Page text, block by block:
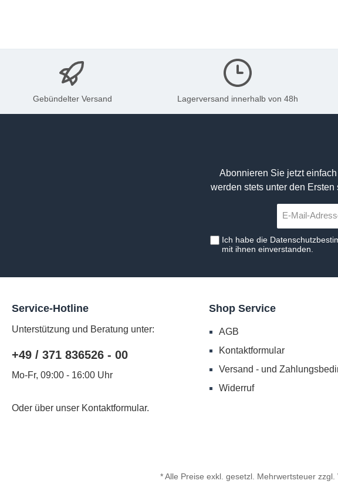
Gebündelter Versand Lagerversand innerhalb von 48h
Abonnieren Sie jetzt
werden stets unter den
Ich habe die
mit ihnen einverstanden.
Service-Hotline
Unterstützung und Beratung unter:
+49 / 371 836526 - 00
Mo-Fr, 09:00 - 16:00 Uhr
Oder über unser Kontaktformular.
Shop Service
AGB
Kontaktformular
Versand - und
Widerruf
* Alle Preise exkl. gesetzl. Mehrwertsteuer zzgl.